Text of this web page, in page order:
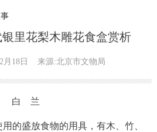
里花梨木雕花食盒赏析
月18日 来源:北京市文物局
白 兰
盛放食物的用具，有木、竹、